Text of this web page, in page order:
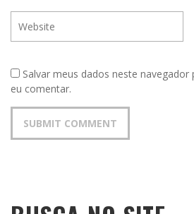
Salvar meus dados neste navegador
eu comentar.